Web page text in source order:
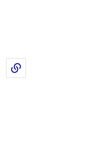
Twitter)
sur LinkedIn
Partager par email